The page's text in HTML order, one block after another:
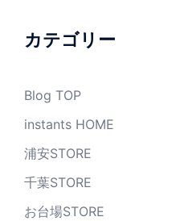
ブ
カテゴリー
Blog TOP
instants HOME
浦安STORE
千葉STORE
お台場STORE